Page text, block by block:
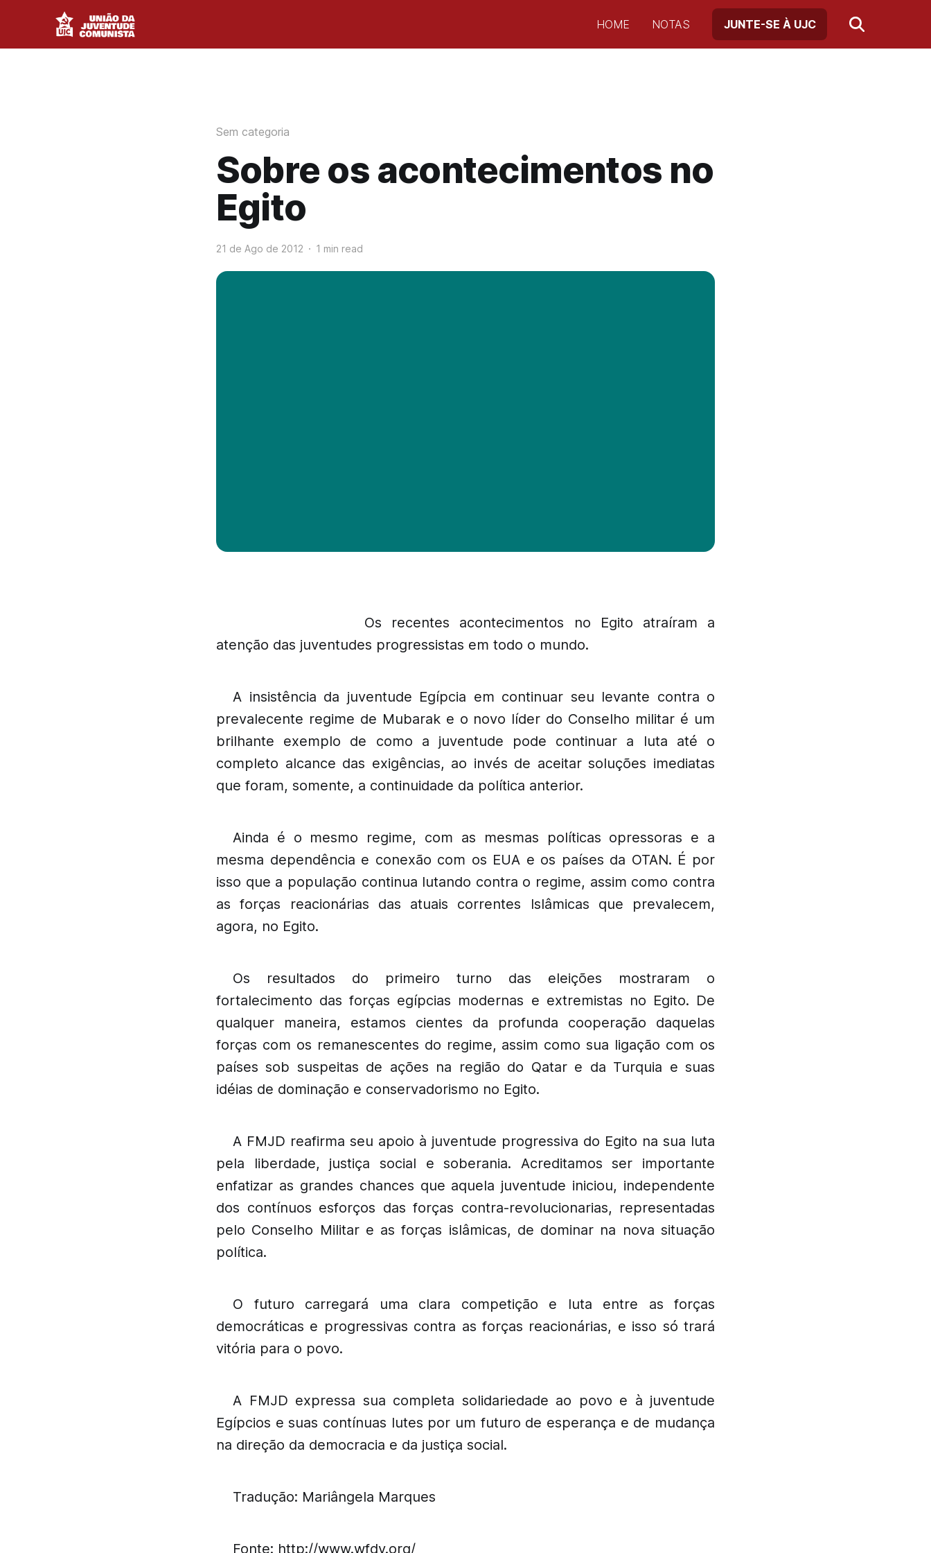
HOME NOTAS JUNTE-SE À UJC
Sem categoria
Sobre os acontecimentos no
Egito
21 de Ago de 2012 1 min read
Os recentes acontecimentos no Egito atraíram a
atenção das juventudes progressistas em todo o mundo.
A insistência da juventude Egípcia em continuar seu levante contra o
prevalecente regime de Mubarak e o novo líder do Conselho militar é um
brilhante exemplo de como a juventude pode continuar a luta até o
completo alcance das exigências, ao invés de aceitar soluções imediatas
que foram, somente, a continuidade da política anterior.
Ainda é o mesmo regime, com as mesmas políticas opressoras e a
mesma dependência e conexão com os EUA e os países da OTAN. É por
isso que a população continua lutando contra o regime, assim como contra
as forças reacionárias das atuais correntes Islâmicas que prevalecem,
agora, no Egito.
Os resultados do primeiro turno das eleições mostraram o
fortalecimento das forças egípcias modernas e extremistas no Egito. De
qualquer maneira, estamos cientes da profunda cooperação daquelas
forças com os remanescentes do regime, assim como sua ligação com os
países sob suspeitas de ações na região do Qatar e da Turquia e suas
idéias de dominação e conservadorismo no Egito.
A FMJD reafirma seu apoio à juventude progressiva do Egito na sua luta
pela liberdade, justiça social e soberania. Acreditamos ser importante
enfatizar as grandes chances que aquela juventude iniciou, independente
dos contínuos esforços das forças contra-revolucionarias, representadas
pelo Conselho Militar e as forças islâmicas, de dominar na nova situação
política.
O futuro carregará uma clara competição e luta entre as forças
democráticas e progressivas contra as forças reacionárias, e isso só trará
vitória para o povo.
A FMJD expressa sua completa solidariedade ao povo e à juventude
Egípcios e suas contínuas lutes por um futuro de esperança e de mudança
na direção da democracia e da justiça social.
Tradução: Mariângela Marques
Fonte: http://www.wfdy.org/